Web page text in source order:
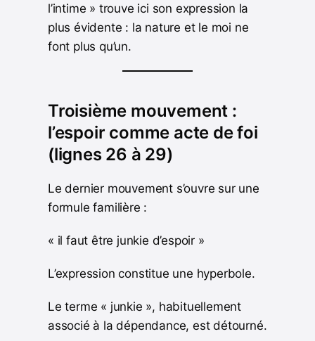
l’intime » trouve ici son expression la
plus évidente : la nature et le moi ne
font plus qu’un.
Troisième mouvement :
l’espoir comme acte de foi
(lignes 26 à 29)
Le dernier mouvement s’ouvre sur une
formule familière :
« il faut être junkie d’espoir »
L’expression constitue une hyperbole.
Le terme « junkie », habituellement
associé à la dépendance, est détourné.